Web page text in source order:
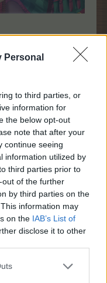
Personal
to third parties, or
information for
the below opt-out
note that after your
continue seeing
information utilized by
third parties prior to
of the further
by third parties on the
information may
on the IAB’s List of
disclose it to other
.- -. .-
Bnfr. Vfg nyyrf fb,
Ireyvre Qvpu